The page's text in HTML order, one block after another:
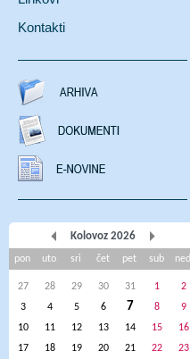
Kontakti
Kolovoz 2026
pon uto sri čet pet sub ned
27 28 29 30 31 1
2
3
4 5 6 7 8
9
10
11 12 13 14 15
16
17
18 19 20 21 22
23